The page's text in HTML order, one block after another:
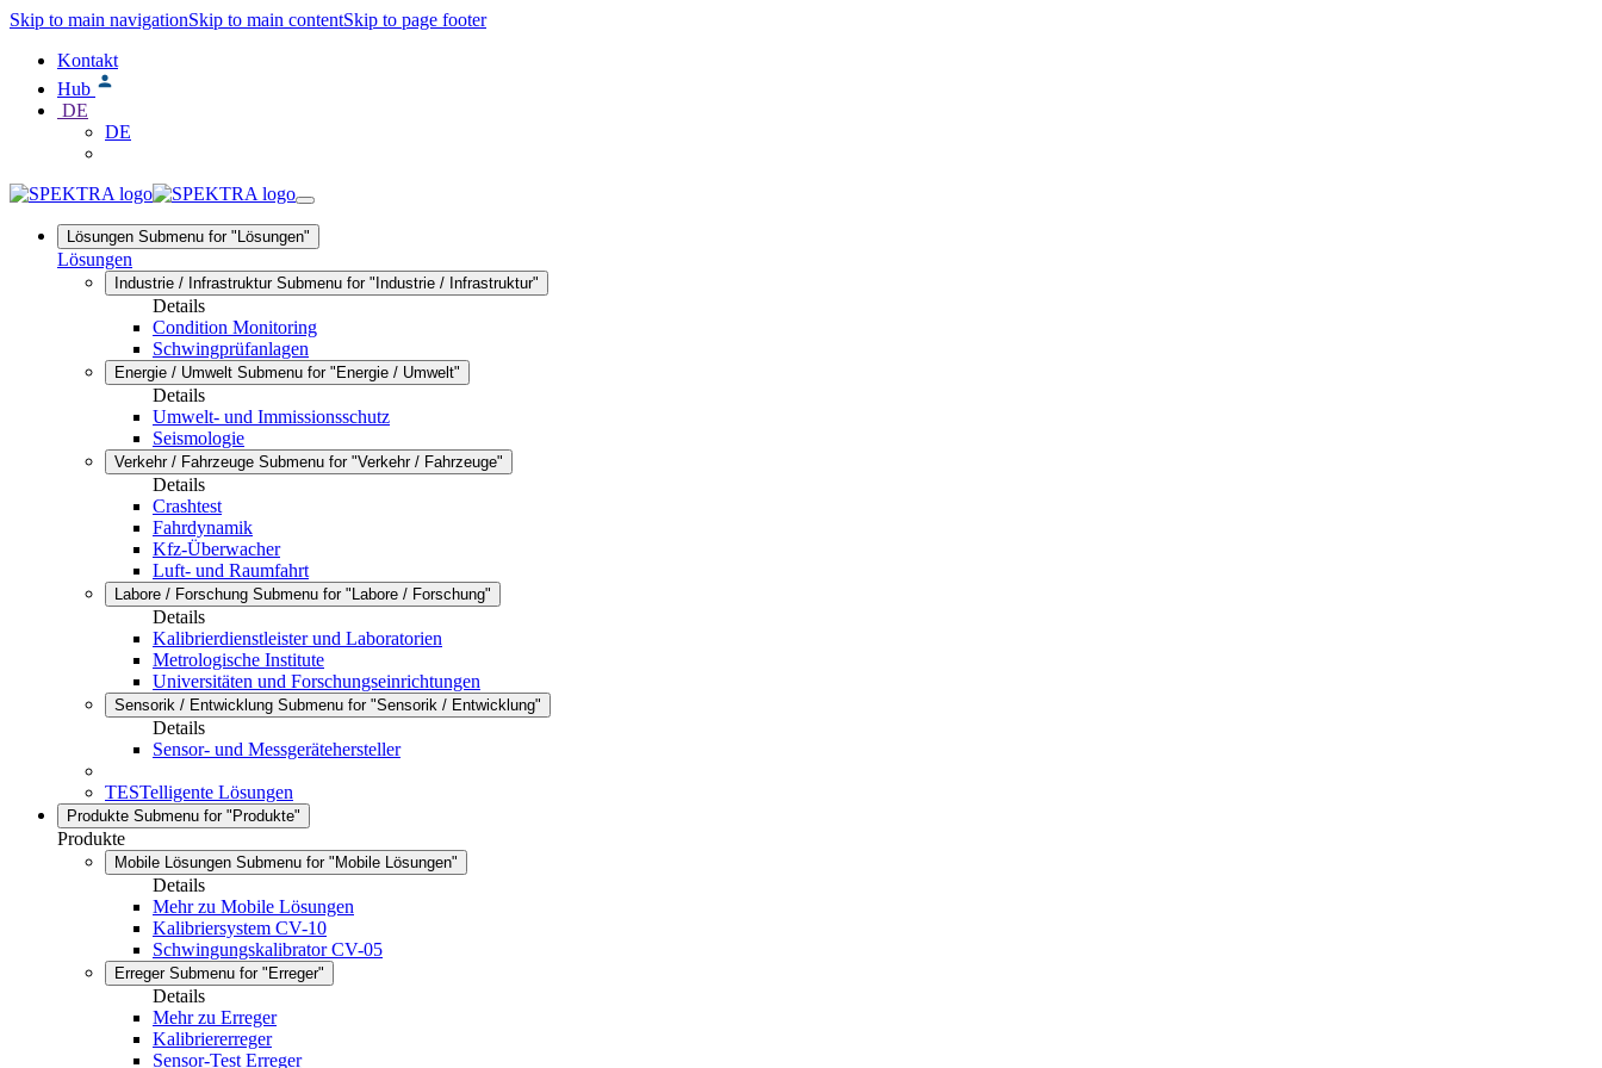
Skip to main navigationSkip to main contentSkip to page footer
Kontakt
Hub
DE
DE
Lösungen Submenu for "Lösungen"
Lösungen
Industrie / Infrastruktur Submenu for "Industrie / Infrastruktur"
Details
Condition Monitoring
Schwingprüfanlagen
Energie / Umwelt Submenu for "Energie / Umwelt"
Details
Umwelt- und Immissionsschutz
Seismologie
Verkehr / Fahrzeuge Submenu for "Verkehr / Fahrzeuge"
Details
Crashtest
Fahrdynamik
Kfz-Überwacher
Luft- und Raumfahrt
Labore / Forschung Submenu for "Labore / Forschung"
Details
Kalibrierdienstleister und Laboratorien
Metrologische Institute
Universitäten und Forschungseinrichtungen
Sensorik / Entwicklung Submenu for "Sensorik / Entwicklung"
Details
Sensor- und Messgerätehersteller
TESTelligente Lösungen
Produkte Submenu for "Produkte"
Produkte
Mobile Lösungen Submenu for "Mobile Lösungen"
Details
Mehr zu Mobile Lösungen
Kalibriersystem CV-10
Schwingungskalibrator CV-05
Erreger Submenu for "Erreger"
Details
Mehr zu Erreger
Kalibriererreger
Sensor-Test Erreger